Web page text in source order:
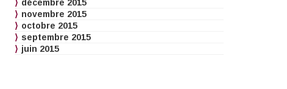
décembre 2015
novembre 2015
octobre 2015
septembre 2015
juin 2015